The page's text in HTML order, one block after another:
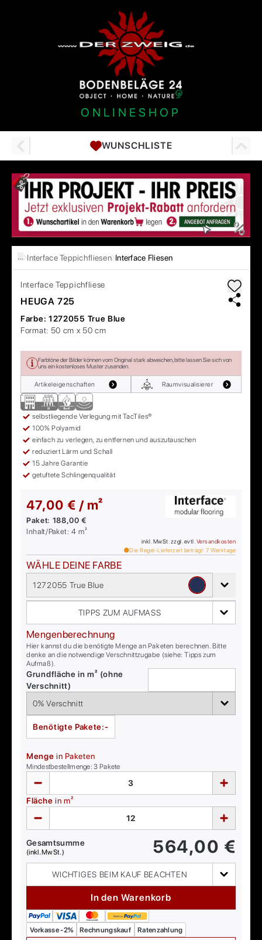
ONLINESHOP
WUNSCHLISTE
… Interface Teppichfliesen Interface Fliesen
Interface Teppichfliese
HEUGA 725
Farbe: 1272055 True Blue
Format: 50 cm x 50 cm
Farbtöne der Bilder können vom Original stark abweichen, bitte lassen Sie sich von
uns ein kostenloses Muster zusenden.
Artikeleigenschaften Raumvisualisierer
selbstliegende Verlegung mit TacTiles®
100% Polyamid
einfach zu verlegen, zu entfernen und auszutauschen
reduziert Lärm und Schall
15 Jahre Garantie
getuftete Schlingenqualität
47,00 € / m²
Paket: 188,00 €
Inhalt/Paket:4 m²
inkl. MwSt. zzgl. evtl. Versandkosten
Die Regel-Lieferzeit beträgt: 7 Werktage
WÄHLE DEINE FARBE
1272055 True Blue
TIPPS ZUM AUFMASS
Mengenberechnung
Hier kannst du die benötigte Menge an Paketen berechnen. Bitte
denke an die notwendige Verschnittzugabe (siehe: Tipps zum
Aufmaß).
Grundfläche in m² (ohne
Verschnitt)
Benötigte Pakete:-
Menge in Paketen
Mindestbestellmenge:3 Pakete
Fläche in m²
Gesamtsumme
(inkl. MwSt.) 564,00 €
WICHTIGES BEIM KAUF BEACHTEN
In den Warenkorb
Vorkasse -2% Rechnungskauf Ratenzahlung